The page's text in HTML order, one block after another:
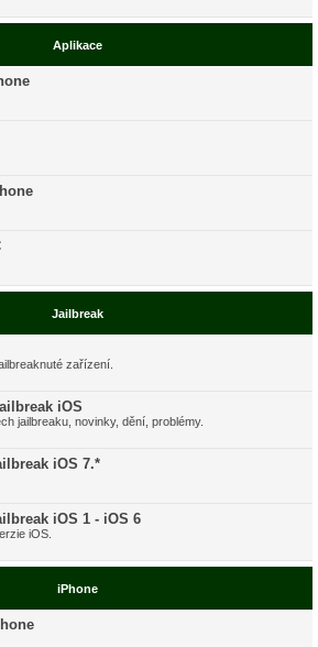
Aplikace
Jailbreak
zařízení.
iOS
jailbreaku, novinky, dění, problémy.
iOS 7.*
iOS 1 - iOS 6
iOS.
iPhone